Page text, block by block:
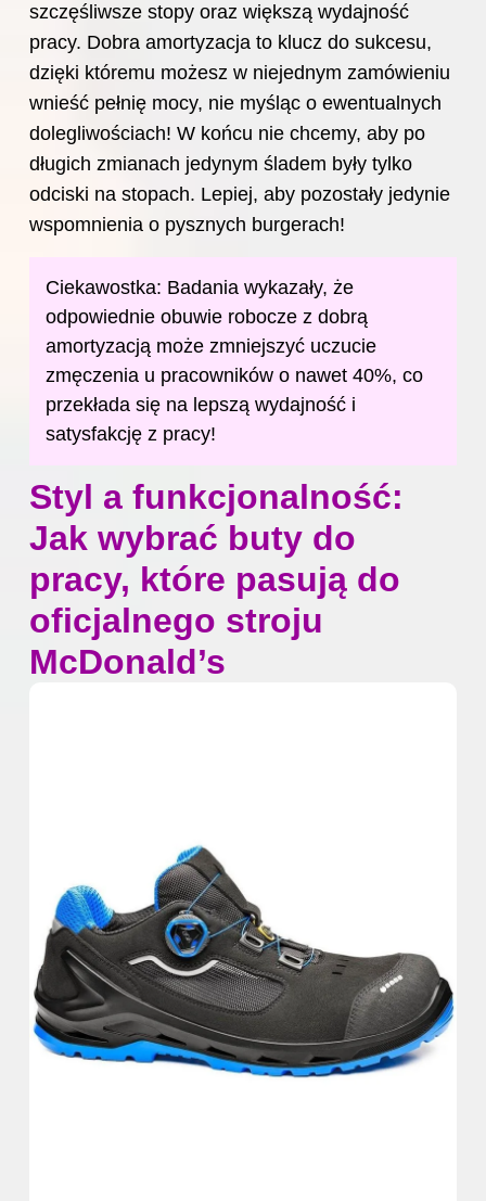
szczęśliwsze stopy oraz większą wydajność
pracy. Dobra amortyzacja to klucz do sukcesu,
dzięki któremu możesz w niejednym zamówieniu
wnieść pełnię mocy, nie myśląc o ewentualnych
dolegliwościach! W końcu nie chcemy, aby po
długich zmianach jedynym śladem były tylko
odciski na stopach. Lepiej, aby pozostały jedynie
wspomnienia o pysznych burgerach!
Ciekawostka: Badania wykazały, że
odpowiednie obuwie robocze z dobrą
amortyzacją może zmniejszyć uczucie
zmęczenia u pracowników o nawet 40%, co
przekłada się na lepszą wydajność i
satysfakcję z pracy!
Styl a funkcjonalność:
Jak wybrać buty do
pracy, które pasują do
oficjalnego stroju
McDonald’s